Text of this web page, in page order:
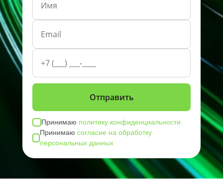
Принимаю политику конфиденциальности
Принимаюсогласие на обработку
персональных данных